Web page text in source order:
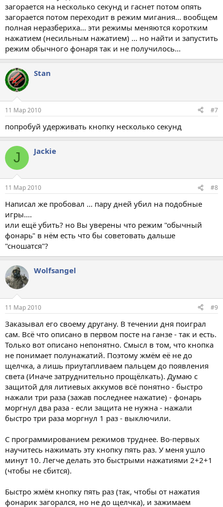
загорается на несколько секунд и гаснет потом опять
загорается потом переходит в режим мигания... вообщем
полная неразбериха... эти режимы меняются коротким
нажатием (несильным нажатием) ... но найти и запустить
режим обычного фонаря так и не получилось...
Stan
11 Мар 2010 #7
попробуй удерживать кнопку несколько секунд
J Jackie
11 Мар 2010 #8
Написал же пробовал ... пару дней убил на подобные
игры....
или ещё убить? но Вы уверены что режим "обычный
фонарь" в нём есть что бы советовать дальше
"сношатся"?
Wolfsangel
11 Мар 2010 #9
Заказывал его своему другану. В течении дня поиграл
сам. Всё что описано в первом посте на ганзе - так и есть.
Только вот описано непонятно. Смысл в том, что кнопка
не понимает полунажатий. Поэтому жмём её не до
щелчка, а лишь приутапливаем пальцем до появления
света (Иначе затруднительно прощёлкать). Думаю с
защитой для литиевых аккумов всё понятно - быстро
нажали три раза (зажав последнее нажатие) - фонарь
моргнул два раза - если защита не нужна - нажали
быстро три раза моргнул 1 раз - выключили.
С программированием режимов труднее. Во-первых
научитесь нажимать эту кнопку пять раз. У меня ушло
минут 10. Легче делать это быстрыми нажатиями 2+2+1
(чтобы не сбится).
Быстро жмём кнопку пять раз (так, чтобы от нажатия
фонарик загорался, но не до щелчка), и зажимаем